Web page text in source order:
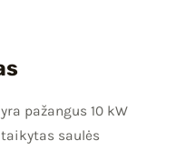
yra pažangus 10 kW
saulės